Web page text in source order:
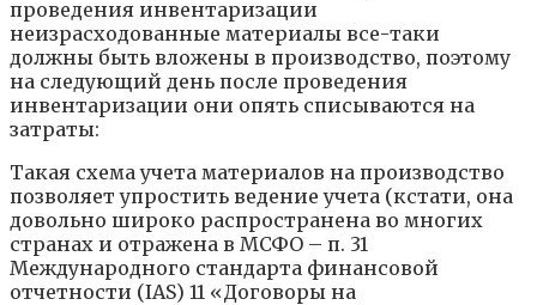
проведения инвентаризации
неизрасходованные материалы все-таки
должны быть вложены в производство, поэтому
на следующий день после проведения
инвентаризации они опять списываются на
затраты:
Такая схема учета материалов на производство
позволяет упростить ведение учета (кстати, она
довольно широко распространена во многих
странах и отражена в МСФО – п. 31
Международного стандарта финансовой
отчетности (IAS) 11 «Договоры на